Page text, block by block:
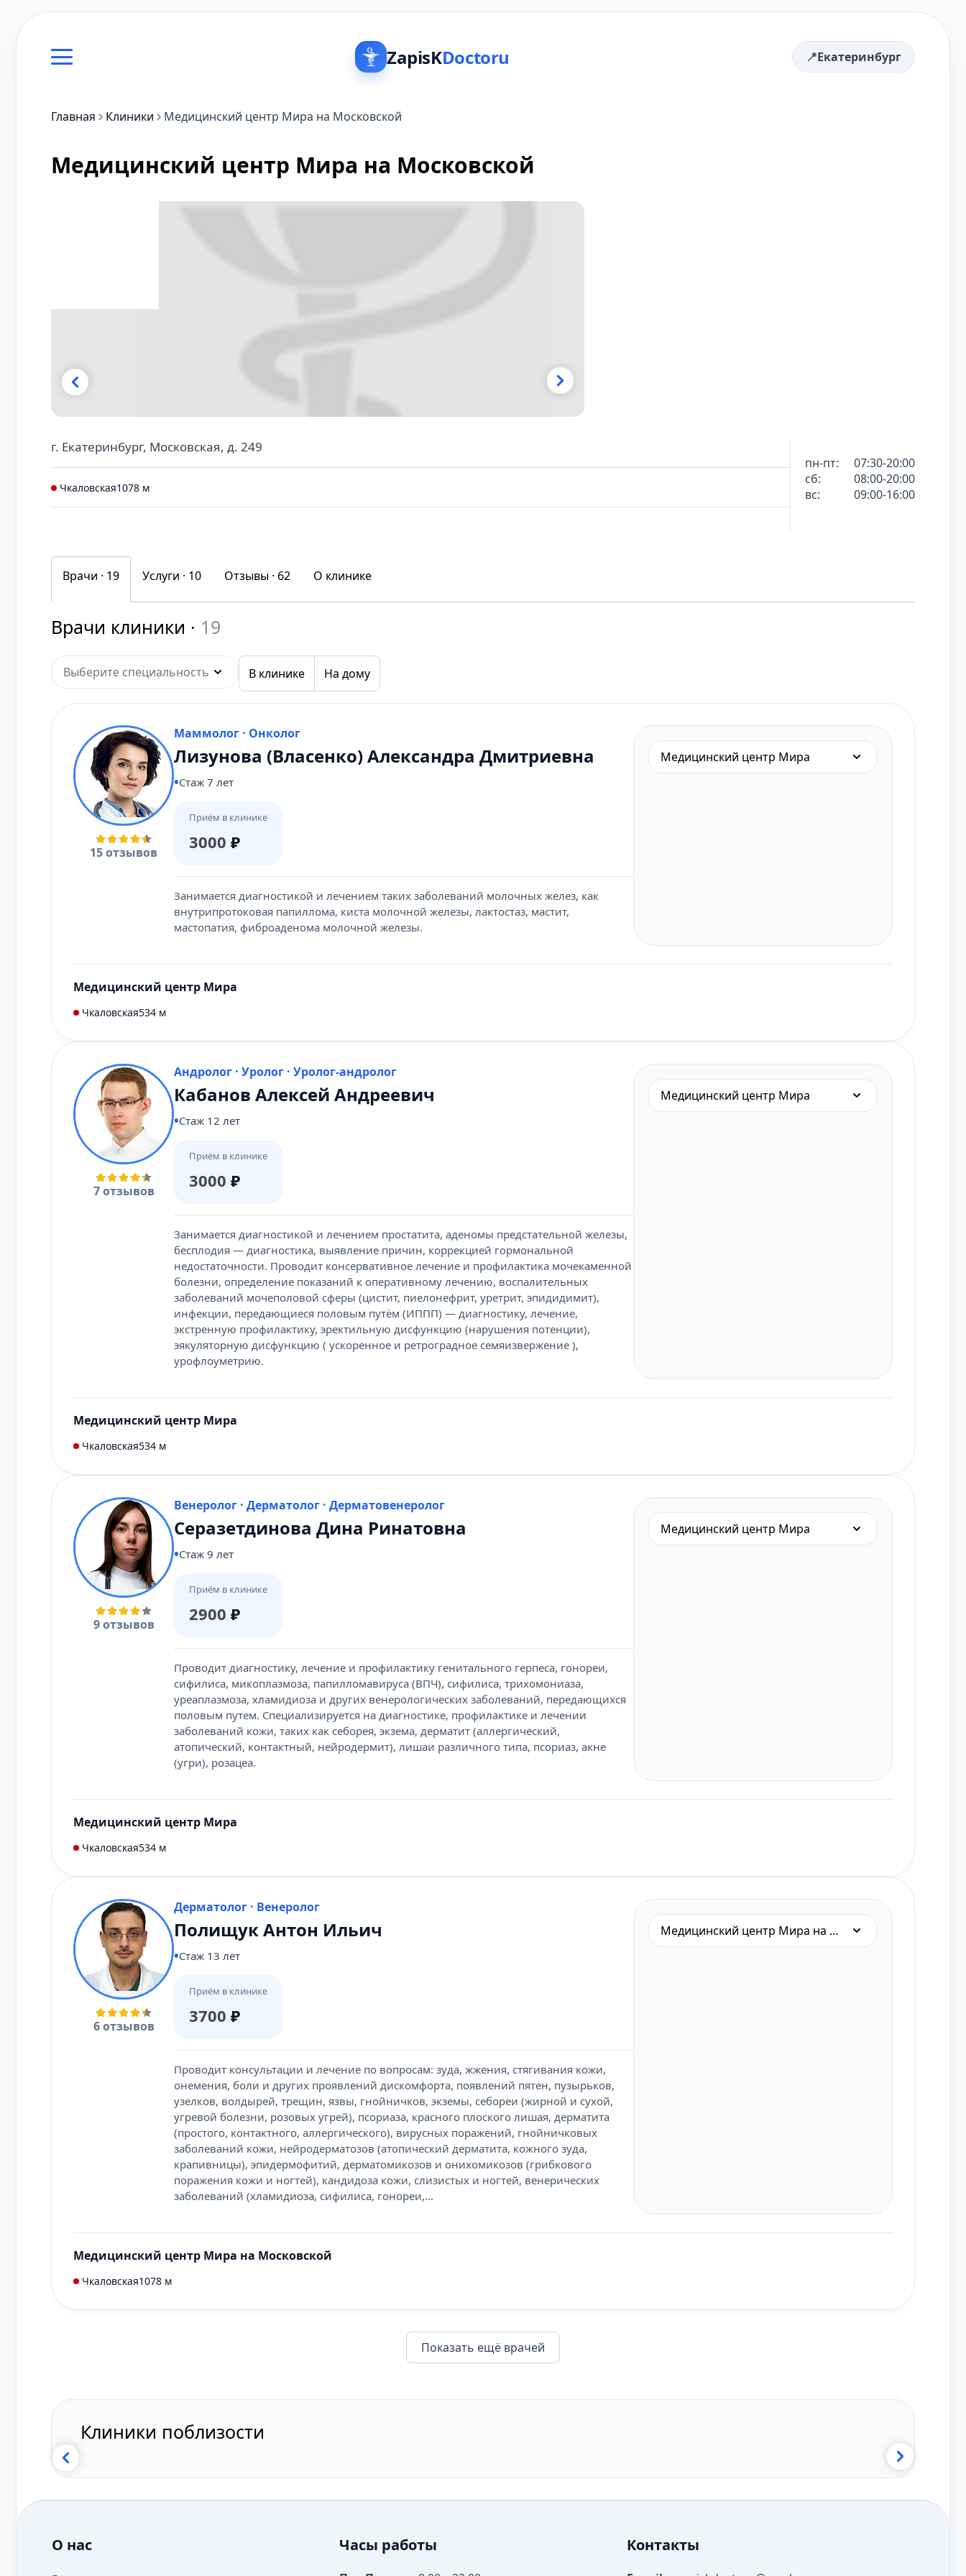
ZapisKDoctoru Екатеринбург
Главная Клиники Медицинский центр Мира на Московской
Медицинский центр Мира на Московской
г. Екатеринбург, Московская, д. 249
Чкаловская1078 м
пн-пт:
07:30-20:00
сб:
08:00-20:00
вс:
09:00-16:00
Врачи · 19 Услуги · 10 Отзывы · 62 О клинике
Врачи клиники · 19
Выберите специальность В клинике На дому
15 отзывов
Маммолог · Онколог
Лизунова (Власенко) Александра Дмитриевна
Стаж 7 лет
Приём в клинике
3000 ₽
Занимается диагностикой и лечением таких заболеваний молочных желез, как
внутрипротоковая папиллома, киста молочной железы, лактостаз, мастит,
мастопатия, фиброаденома молочной железы.
Медицинский центр Мира
Медицинский центр Мира
Чкаловская534 м
7 отзывов
Андролог · Уролог · Уролог-андролог
Кабанов Алексей Андреевич
Стаж 12 лет
Приём в клинике
3000 ₽
Занимается диагностикой и лечением простатита, аденомы предстательной железы,
бесплодия — диагностика, выявление причин, коррекцией гормональной
недостаточности. Проводит консервативное лечение и профилактика мочекаменной
болезни, определение показаний к оперативному лечению, воспалительных
заболеваний мочеполовой сферы (цистит, пиелонефрит, уретрит, эпидидимит),
инфекции, передающиеся половым путём (ИППП) — диагностику, лечение,
экстренную профилактику, эректильную дисфункцию (нарушения потенции),
эякуляторную дисфункцию ( ускоренное и ретроградное семяизвержение ),
урофлоуметрию.
Медицинский центр Мира
Медицинский центр Мира
Чкаловская534 м
9 отзывов
Венеролог · Дерматолог · Дерматовенеролог
Серазетдинова Дина Ринатовна
Стаж 9 лет
Приём в клинике
2900 ₽
Проводит диагностику, лечение и профилактику генитального герпеса, гонореи,
сифилиса, микоплазмоза, папилломавируса (ВПЧ), сифилиса, трихомониаза,
уреаплазмоза, хламидиоза и других венерологических заболеваний, передающихся
половым путем. Специализируется на диагностике, профилактике и лечении
заболеваний кожи, таких как себорея, экзема, дерматит (аллергический,
атопический, контактный, нейродермит), лишаи различного типа, псориаз, акне
(угри), розацеа.
Медицинский центр Мира
Медицинский центр Мира
Чкаловская534 м
6 отзывов
Дерматолог · Венеролог
Полищук Антон Ильич
Стаж 13 лет
Приём в клинике
3700 ₽
Проводит консультации и лечение по вопросам: зуда, жжения, стягивания кожи,
онемения, боли и других проявлений дискомфорта, появлений пятен, пузырьков,
узелков, волдырей, трещин, язвы, гнойничков, экземы, себореи (жирной и сухой,
угревой болезни, розовых угрей), псориаза, красного плоского лишая, дерматита
(простого, контактного, аллергического), вирусных поражений, гнойничковых
заболеваний кожи, нейродерматозов (атопический дерматита, кожного зуда,
крапивницы), эпидермофитий, дерматомикозов и онихомикозов (грибкового
поражения кожи и ногтей), кандидоза кожи, слизистых и ногтей, венерических
заболеваний (хламидиоза, сифилиса, гонореи,...
Медицинский центр Мира на Московской
Медицинский центр Мира на Московской
Чкаловская1078 м
Показать eщё врачей
Клиники поблизости
О нас Часы работы Контакты